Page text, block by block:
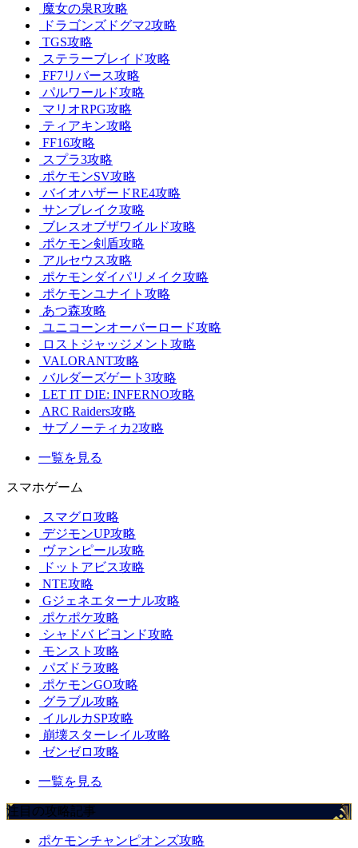
魔女の泉R攻略
ドラゴンズドグマ2攻略
TGS攻略
ステラーブレイド攻略
FF7リバース攻略
パルワールド攻略
マリオRPG攻略
ティアキン攻略
FF16攻略
スプラ3攻略
ポケモンSV攻略
バイオハザードRE4攻略
サンブレイク攻略
ブレスオブザワイルド攻略
ポケモン剣盾攻略
アルセウス攻略
ポケモンダイパリメイク攻略
ポケモンユナイト攻略
あつ森攻略
ユニコーンオーバーロード攻略
ロストジャッジメント攻略
VALORANT攻略
バルダーズゲート3攻略
LET IT DIE: INFERNO攻略
ARC Raiders攻略
サブノーティカ2攻略
一覧を見る
スマホゲーム
スマグロ攻略
デジモンUP攻略
ヴァンピール攻略
ドットアビス攻略
NTE攻略
Gジェネエターナル攻略
ポケポケ攻略
シャドバ ビヨンド攻略
モンスト攻略
パズドラ攻略
ポケモンGO攻略
グラブル攻略
イルルカSP攻略
崩壊スターレイル攻略
ゼンゼロ攻略
一覧を見る
注目の攻略記事
ポケモンチャンピオンズ攻略